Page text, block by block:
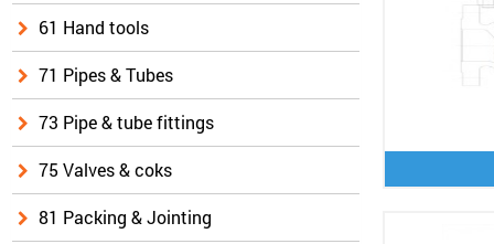
61 Hand tools
71 Pipes & Tubes
73 Pipe & tube fittings
75 Valves & coks
81 Packing & Jointing